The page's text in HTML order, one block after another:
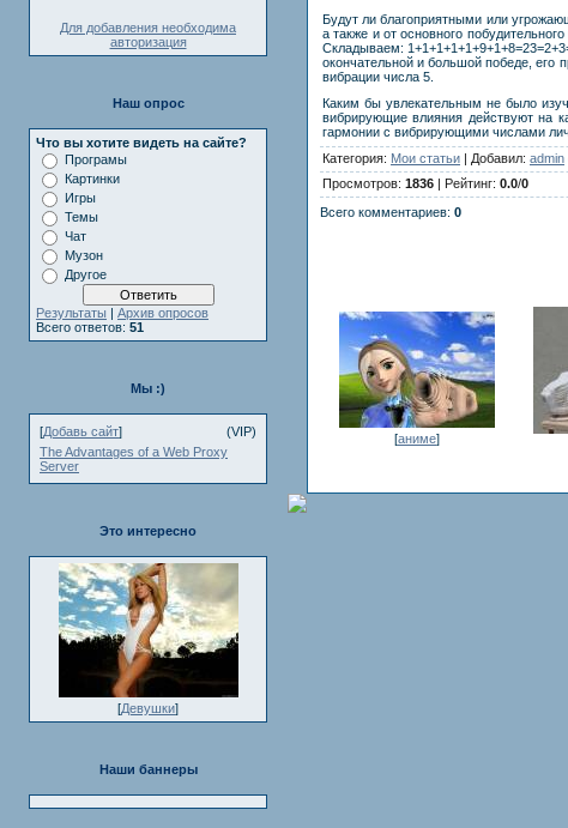
Для добавления необходима
авторизация
Наш опрос
Что вы хотите видеть на сайте?
Програмы
Картинки
Игры
Темы
Чат
Музон
Другое
Результаты | Архив опросов
Всего ответов: 51
Мы :)
[Добавь сайт]
(VIP)
The Advantages of a Web Proxy
Server
Это интересно
[Девушки]
Наши баннеры
Будут ли благоприятными или
а также и от основного
Складываем:
окончательной и большой победе, его
вибрации числа 5.
Каким бы увлекательным не было
вибрирующие влияния действуют на
гармонии с вибрирующими числами
Категория: Мои статьи | Добавил: admin
Просмотров: 1836 | Рейтинг: 0.0/0
Всего комментариев: 0
[аниме]